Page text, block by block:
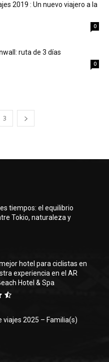
2019 : Un nuevo viajero a la
0
ruta de 3 días
0
3
tiempos: el equilibrio
Tokio, naturaleza y
hotel para ciclistas en
experiencia en el AR
Hotel & Spa
viajes 2025 – Familia(s)